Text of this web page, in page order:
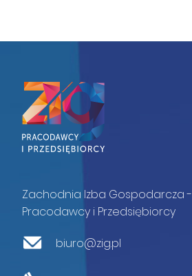
Zachodnia Izba Gospodarcza -
Pracodawcy i Przedsiębiorcy
biuro@zig.pl